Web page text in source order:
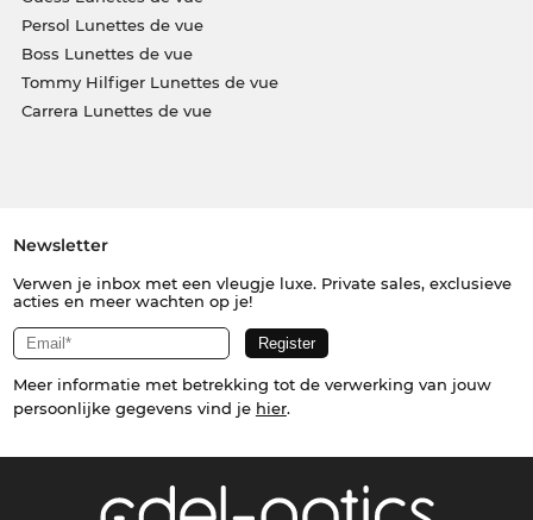
Persol Lunettes de vue
Boss Lunettes de vue
Tommy Hilfiger Lunettes de vue
Carrera Lunettes de vue
Newsletter
Verwen je inbox met een vleugje luxe. Private sales, exclusieve
acties en meer wachten op je!
Meer informatie met betrekking tot de verwerking van jouw
persoonlijke gegevens vind je hier.